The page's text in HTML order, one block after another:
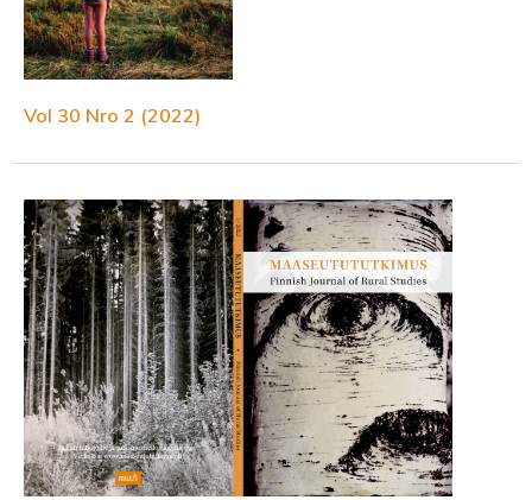
Vol 30 Nro 2 (2022)